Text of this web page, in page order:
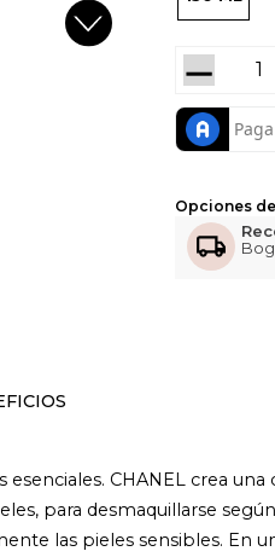
－
Opciones
CHANEL crea
para desmaquillarse
las pieles sensibles. En